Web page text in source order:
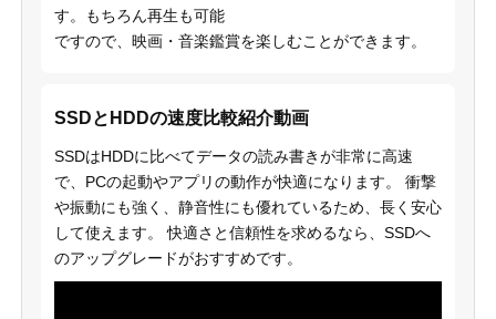
す。もちろん再生も可能
ですので、映画・音楽鑑賞を楽しむことができます。
SSDとHDDの速度比較紹介動画
SSDはHDDに比べてデータの読み書きが非常に高速
で、PCの起動やアプリの動作が快適になります。 衝撃
や振動にも強く、静音性にも優れているため、長く安心
して使えます。 快適さと信頼性を求めるなら、SSDへ
のアップグレードがおすすめです。